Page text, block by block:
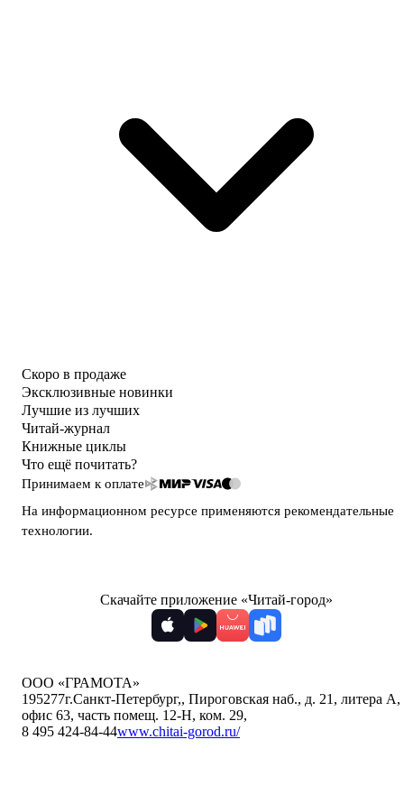
Скоро в продаже
Эксклюзивные новинки
Лучшие из лучших
Читай-журнал
Книжные циклы
Что ещё почитать?
Принимаем к оплате
На информационном ресурсе применяются рекомендательные
технологии.
Скачайте приложение «Читай-город»
ООО «ГРАМОТА»
195277г.Санкт-Петербург,, Пироговская наб., д. 21, литера А,
офис 63, часть помещ. 12-Н, ком. 29,
8 495 424-84-44www.chitai-gorod.ru/